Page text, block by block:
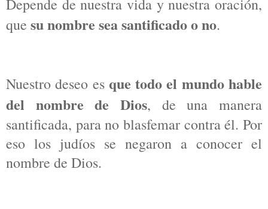
Depende de nuestra vida y nuestra oración,
que su nombre sea santificado o no.
Nuestro deseo es que todo el mundo hable
del nombre de Dios, de una manera
santificada, para no blasfemar contra él. Por
eso los judíos se negaron a conocer el
nombre de Dios.